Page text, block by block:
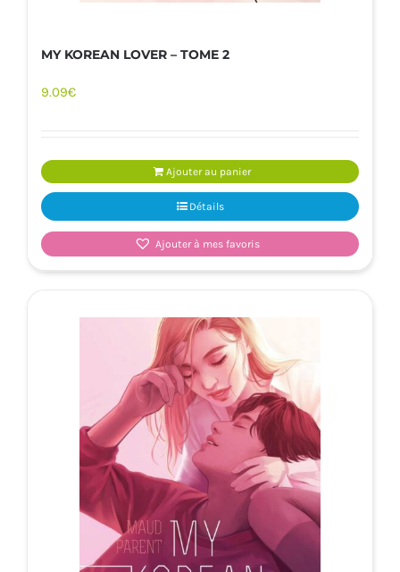
MY KOREAN LOVER – TOME 2
9.09€
Ajouter au panier
Détails
Ajouter à mes favoris